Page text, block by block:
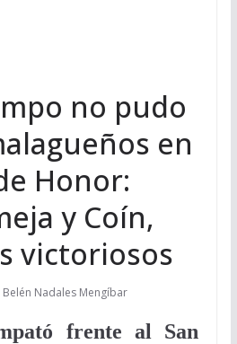
no pudo
en
Honor:
y Coín,
victoriosos
Belén Nadales Mengíbar
frente al San